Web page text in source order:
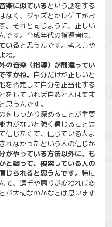
楽に似ているという話をする
なく、ジャズとかレゲエがお
。それと同じように、正しい
です。育成年代の指導者は、
いると思うんです。考え方や
ね。
の音楽（指導）が間違ってい
すかね。 自分だけが正しいと
を否定して自分を正当化する
をしていれば自然と人は集ま
思うんです。
をしっかり深めることが重要
力がないと強く信じることは
信じたくて、信じている人よ
れなかったという人の信じか
がやっている方法以外に、も
と疑って、模索している人の
じられると思うんです。 特に
て、選手や周りが変われば変
が大切なのかなとは思います